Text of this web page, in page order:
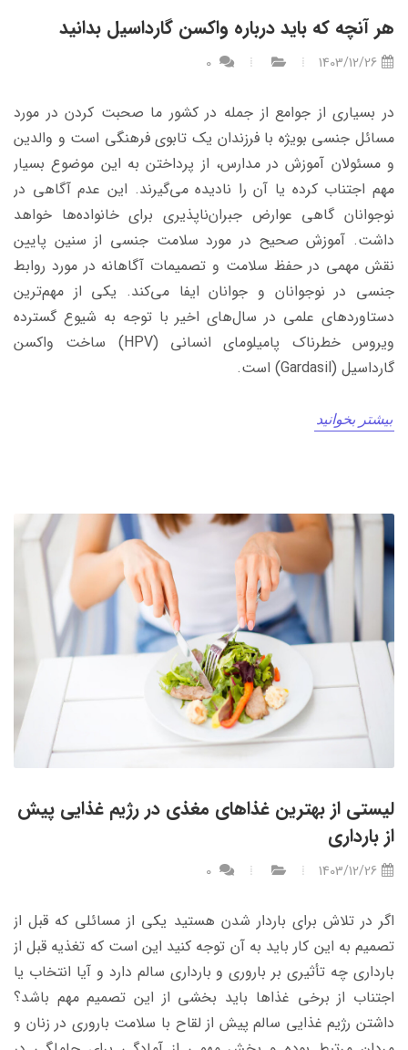
هر آنچه که باید درباره واکسن گارداسیل بدانید
1403/12/26
در بسیاری از جوامع از جمله در کشور ما صحبت کردن در مورد
مسائل جنسی بویژه با فرزندان یک تابوی فرهنگی است و والدین
و مسئولان آموزش در مدارس، از پرداختن به این موضوع بسیار
مهم اجتناب کرده یا آن را نادیده می‌گیرند. این عدم آگاهی در
نوجوانان گاهی عوارض جبران‌ناپذیری برای خانواده‌ها خواهد
داشت. آموزش صحیح در مورد سلامت جنسی از سنین پایین
نقش مهمی در حفظ سلامت و تصمیمات آگاهانه در مورد روابط
جنسی در نوجوانان و جوانان ایفا می‌کند. یکی از مهم‌ترین
دستاوردهای علمی در سال‌های اخیر با توجه به شیوع گسترده
ویروس خطرناک پامیلومای انسانی (HPV) ساخت واکسن
گارداسیل (Gardasil) است.
بیشتر بخوانید
لیستی از بهترین غذاهای مغذی در رژیم غذایی پیش
از بارداری
1403/12/26
اگر در تلاش برای باردار شدن هستید یکی از مسائلی که قبل از
تصمیم به این کار باید به آن توجه کنید این است که تغذیه قبل از
بارداری چه تأثیری بر باروری و بارداری سالم دارد و آیا انتخاب یا
اجتناب از برخی غذاها باید بخشی از این تصمیم مهم باشد؟
داشتن رژیم غذایی سالم پیش از لقاح با سلامت باروری در زنان و